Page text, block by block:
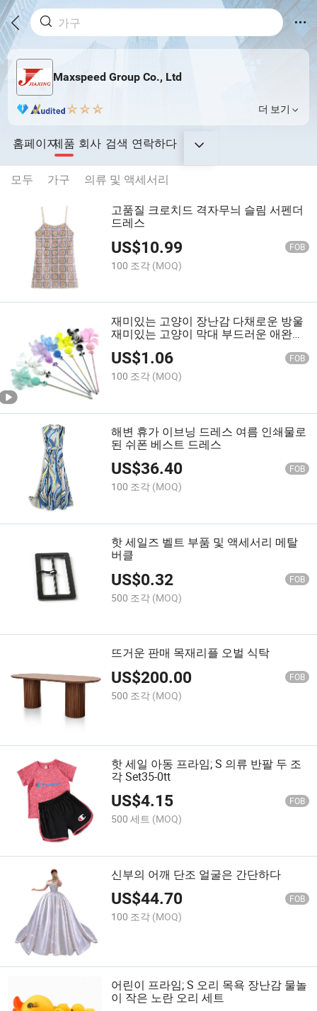
Maxspeed Group Co., Ltd
더 보기
홈페이지제품 회사 검색 연락하다
모두 가구
의류 및 액세서리
고품질 크로치드 격자무늬 슬림 서펜더
드레스
US$10.99 FOB
100 조각 (MOQ)
재미있는 고양이 장난감 다채로운 방울
재미있는 고양이 막대 부드러운 애완동
물 장난감
US$1.06 FOB
100 조각 (MOQ)
해변 휴가 이브닝 드레스 여름 인쇄물로
된 쉬폰 베스트 드레스
US$36.40 FOB
100 조각 (MOQ)
핫 세일즈 벨트 부품 및 액세서리 메탈
버클
US$0.32 FOB
500 조각 (MOQ)
뜨거운 판매 목재리플 오벌 식탁
US$200.00 FOB
500 조각 (MOQ)
핫 세일 아동 프라임; S 의류 반팔 두 조
각 Set35-0tt
US$4.15 FOB
500 세트 (MOQ)
신부의 어깨 단조 얼굴은 간단하다
US$44.70 FOB
100 조각 (MOQ)
어린이 프라임; S 오리 목욕 장난감 물놀
이 작은 노란 오리 세트